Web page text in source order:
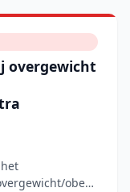
overgewicht
obese